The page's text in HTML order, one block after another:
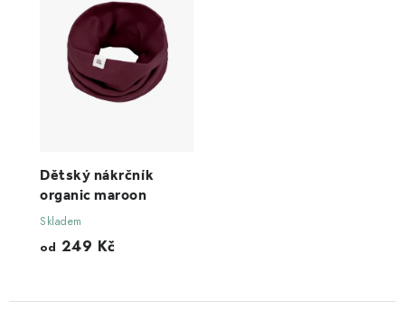
Dětský nákrčník
organic maroon
Skladem
od 249 Kč